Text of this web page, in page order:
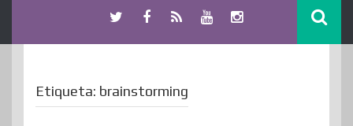
Etiqueta: brainstorming